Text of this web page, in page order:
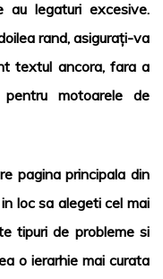
au legaturi excesive.
rand, asigurați-va
textul ancora, fara a
motoarele de
pagina principala din
loc sa alegeti cel mai
tipuri de probleme si
o ierarhie mai curata